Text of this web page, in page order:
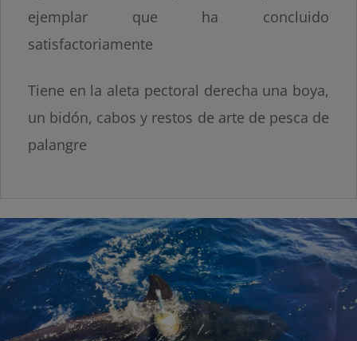
ejemplar que ha concluido
satisfactoriamente
Tiene en la aleta pectoral derecha una boya,
un bidón, cabos y restos de arte de pesca de
palangre